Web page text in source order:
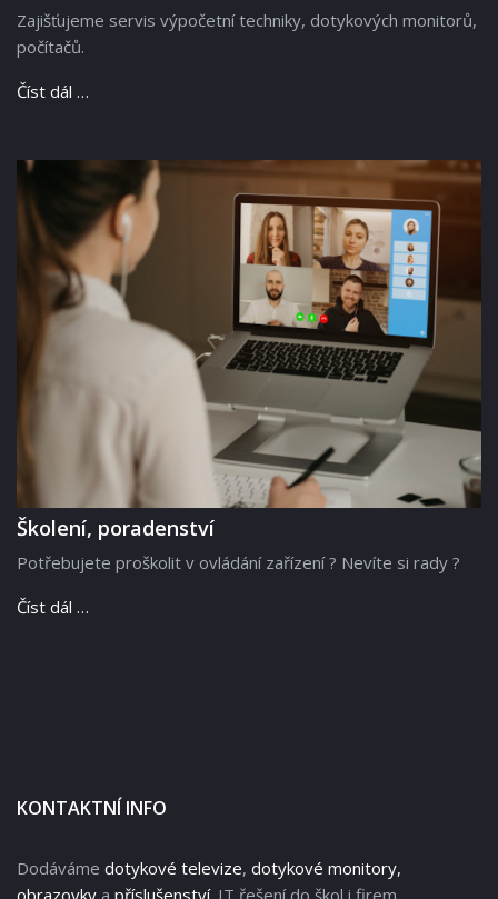
Zajišťujeme servis výpočetní techniky, dotykových monitorů,
počítačů.
Číst dál …
Školení, poradenství
Potřebujete proškolit v ovládání zařízení ? Nevíte si rady ?
Číst dál …
KONTAKTNÍ INFO
Dodáváme dotykové televize, dotykové monitory,